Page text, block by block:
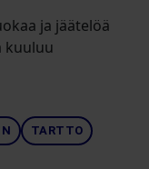
ja jäätelöä
kuuluu
TARTTO